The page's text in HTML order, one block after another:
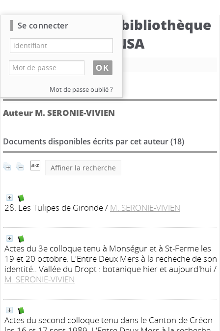
Catalogue de la bibliothèque
du CBNSA
Nouvelle recherche
Détail de l'auteur
Auteur M. SERONIE-VIVIEN
Documents disponibles écrits par cet auteur (18)
Affiner la recherche
28. Les Tulipes de Gironde/ M. SERONIE-VIVIEN
Actes du 3e colloque tenu à Monségur et à St-Ferme les
19 et 20 octobre. L'Entre Deux Mers à la recheche de son
identité.. Vallée du Dropt : botanique hier et aujourd'hui /
M. SERONIE-VIVIEN
Actes du second colloque tenu dans le Canton de Créon
Se connecter
Mot de passe oublié ?